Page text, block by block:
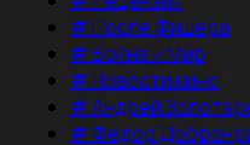
#После Фишера
#Война и Мир
#Новости кино
#Андрей
#Федор